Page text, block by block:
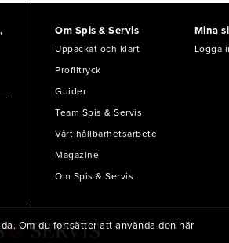
Om Spis & Servis
Uppackat och klart
Profiltryck
Guider
Team Spis & Servis
Vårt hållbarhetsarbete
Magazine
Om Spis & Servis
Mina
Logga
Om du fortsätter att använda den här